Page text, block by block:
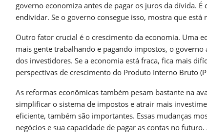
governo economiza antes de pagar os juros da dívida.
endividar. Se o governo consegue isso, mostra que está
Outro fator crucial é o crescimento da economia. Uma
mais gente trabalhando e pagando impostos, o
dos investidores. Se a economia está fraca, fica mais
perspectivas de crescimento do Produto Interno Bruto
As reformas econômicas também pesam bastante na
simplificar o sistema de impostos e atrair mais
eficiente, também são importantes. Essas mudanças
negócios e sua capacidade de pagar as contas no